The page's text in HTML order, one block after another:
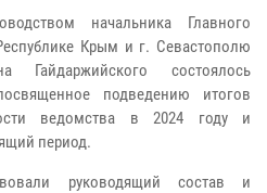
начальника Главного
Крым и г. Севастополю
Гайдаржийского состоялось
подведению итогов
ведомства в 2024 году и
период.
руководящий состав и